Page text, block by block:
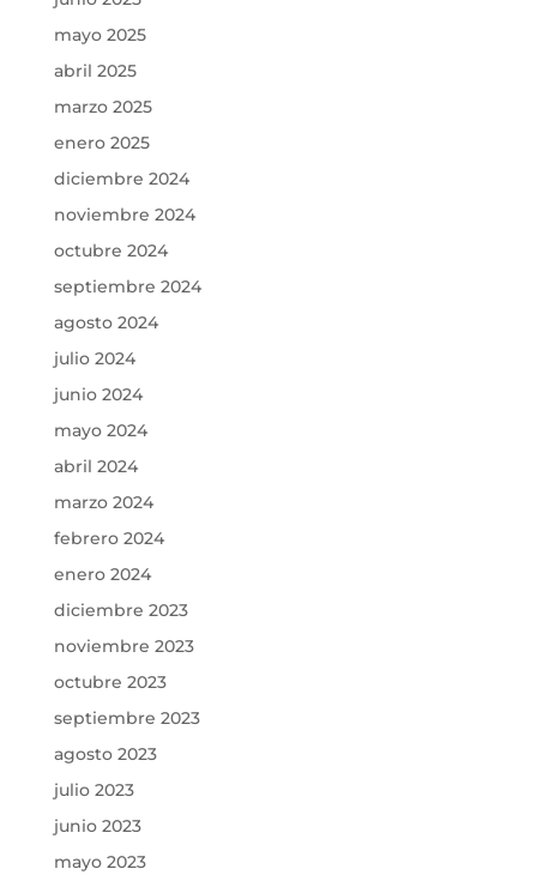
mayo 2025
abril 2025
marzo 2025
enero 2025
diciembre 2024
noviembre 2024
octubre 2024
septiembre 2024
agosto 2024
julio 2024
junio 2024
mayo 2024
abril 2024
marzo 2024
febrero 2024
enero 2024
diciembre 2023
noviembre 2023
octubre 2023
septiembre 2023
agosto 2023
julio 2023
junio 2023
mayo 2023